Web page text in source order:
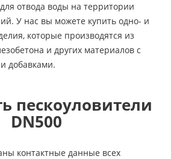
отвода воды на территории
У нас вы можете купить одно- и
которые производятся из
и других материалов с
добавками.
пескоуловители
DN500
контактные данные всех